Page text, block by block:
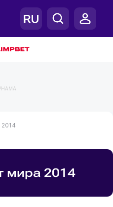
мира 2014